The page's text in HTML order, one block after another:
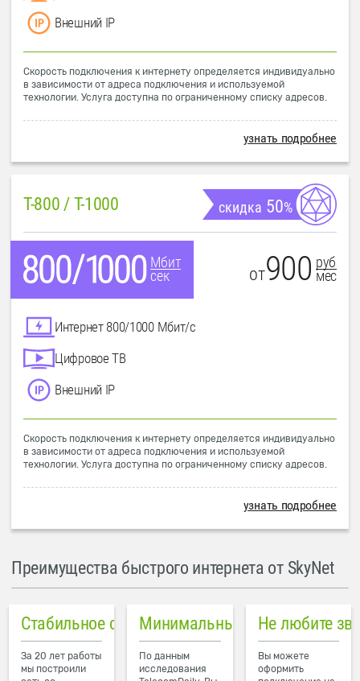
Внешний IP
Скорость подключения к интернету определяется индивидуально
в зависимости от адреса подключения и используемой
технологии. Услуга доступна по ограниченному списку адресов.
узнать подробнее
T-800 / T-1000 скидка 50%
Мбит
сек
от900 руб
мес
Интернет 800/1000 Мбит/с
Цифровое ТВ
Внешний IP
Скорость подключения к интернету определяется индивидуально
в зависимости от адреса подключения и используемой
технологии. Услуга доступна по ограниченному списку адресов.
узнать подробнее
Преимущества быстрого интернета от SkyNet
Стабильное соединение
За 20 лет работы
мы построили
Минимальный пинг в городе
По данным
исследования
Не любите
Вы можете
оформить